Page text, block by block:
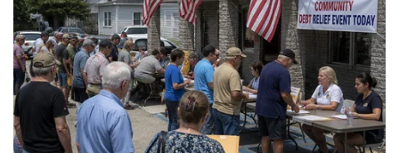
Doanh nghiệp
Thông tin doanh nghiệp
Doanh nghiệp 24h
Doanh nhân
Vì cộng đồng
Công nghệ
Sành điệu
Tin Công nghệ
Trải nghiệm
Chuyển đổi số